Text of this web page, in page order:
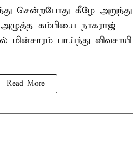
சென்றபோது கீழே அறுந்து
கம்பியை நாகராஜ்
மின்சாரம் பாய்ந்து விவசாயி
Read More